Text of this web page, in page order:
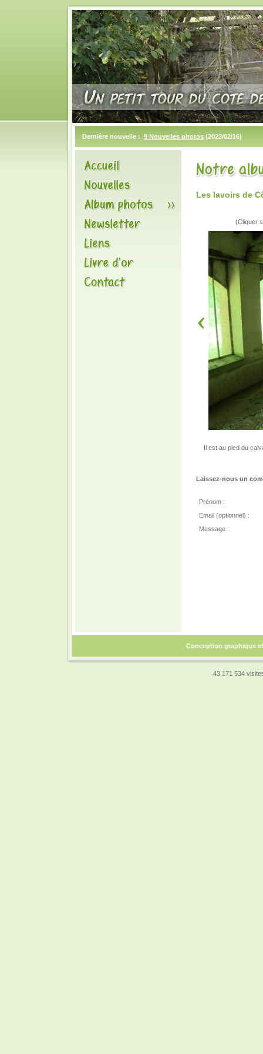
Dernière nouvelle : 9 Nouvelles photos (2023/02/16)
Les lavoirs de
(Cliquer
Il est au pied du
Laissez-nous un
Prénom :
Email (optionnel) :
Message :
Conception graphique
43 171 534